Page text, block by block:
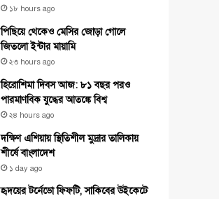
১৮ hours ago
পিছিয়ে থেকেও মেসির জোড়া গোলে
জিতলো ইন্টার মায়ামি
২৩ hours ago
হিরোশিমা দিবস আজ: ৮১ বছর পরও
পারমাণবিক যুদ্ধের আতঙ্কে বিশ্ব
২৪ hours ago
দক্ষিণ এশিয়ায় স্থিতিশীল মুদ্রার তালিকায়
শীর্ষে বাংলাদেশ
১ day ago
হৃদয়ের টর্নেডো ফিফটি, সাকিবের উইকেটে